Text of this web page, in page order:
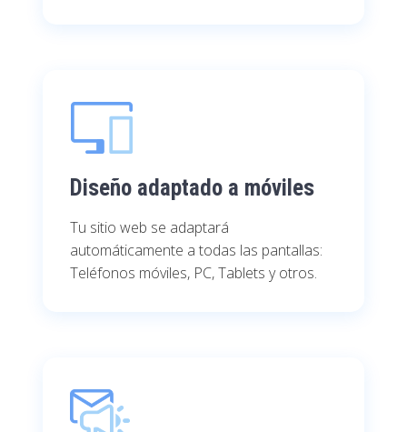
Diseño adaptado a móviles
Tu sitio web se adaptará
automáticamente a todas las pantallas:
Teléfonos móviles, PC, Tablets y otros.